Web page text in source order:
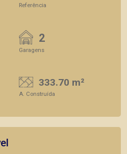
Referência
2
Garagens
333.70 m²
A. Construída